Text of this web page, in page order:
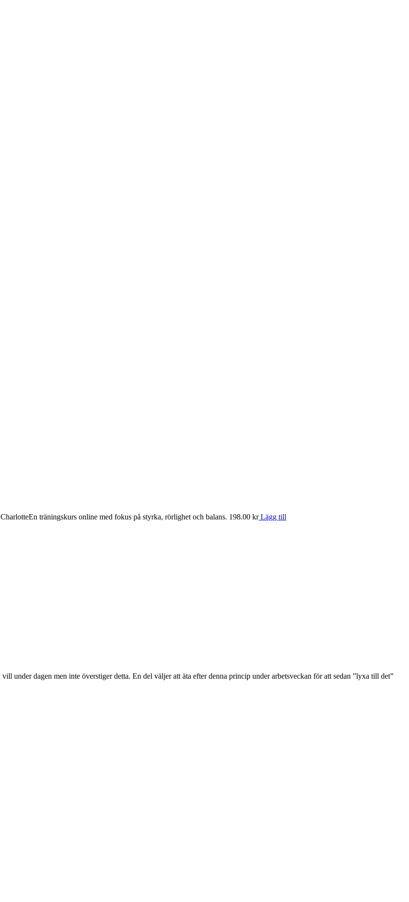
En träningskurs online med fokus på styrka, rörlighet och balans. 198.00 krLägg till
under dagen men inte överstiger detta. En del väljer att äta efter denna princip under arbetsveckan för att sedan ”lyxa till det”